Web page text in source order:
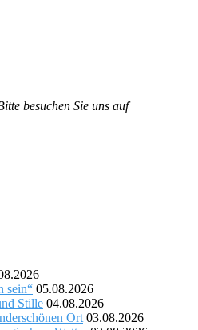
besuchen Sie uns auf
sein“ 05.08.2026
Stille 04.08.2026
Ort 03.08.2026